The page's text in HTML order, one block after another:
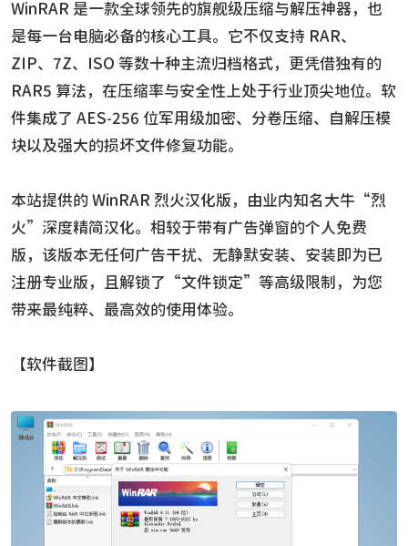
WinRAR 是一款全球领先的旗舰级压缩与解压神器，也
是每一台电脑必备的核心工具。它不仅支持 RAR、
ZIP、7Z、ISO 等数十种主流归档格式，更凭借独有的
RAR5 算法，在压缩率与安全性上处于行业顶尖地位。软
件集成了 AES-256 位军用级加密、分卷压缩、自解压模
块以及强大的损坏文件修复功能。
本站提供的 WinRAR 烈火汉化版，由业内知名大牛“烈
火”深度精简汉化。相较于带有广告弹窗的个人免费
版，该版本无任何广告干扰、无静默安装、安装即为已
注册专业版，且解锁了“文件锁定”等高级限制，为您
带来最纯粹、最高效的使用体验。
【软件截图】